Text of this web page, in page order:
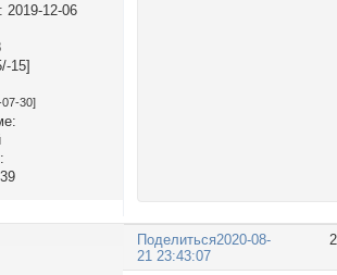
2019-12-06
15]
30]
Поделиться2020-08-
21 23:43:07